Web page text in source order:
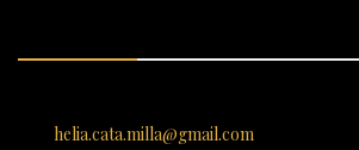
helia.cata.milla@gmail.com